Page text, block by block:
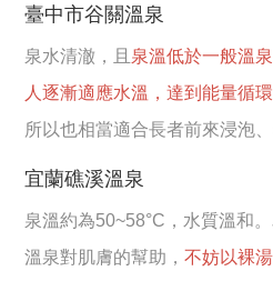
臺中市谷關溫泉
泉水清澈，且 泉溫低於一般溫
人逐漸適應水溫，達到能量循
所以也相當適合長者前來浸泡
宜蘭礁溪溫泉
泉溫約為50~58°C，水質溫和
溫泉對肌膚的幫助，不妨以裸